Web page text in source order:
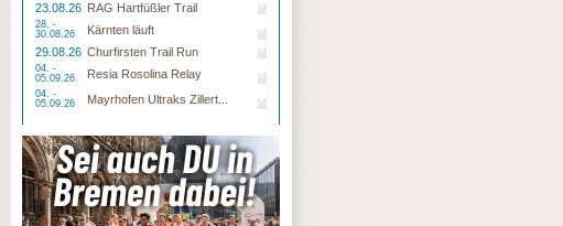
23.08.26 RAG Hartfüßler Trail
28. -
30.08.26
Kärnten läuft
29.08.26 Churfirsten Trail Run
04. -
05.09.26
Resia Rosolina Relay
04. -
05.09.26
Mayrhofen Ultraks Zillert...